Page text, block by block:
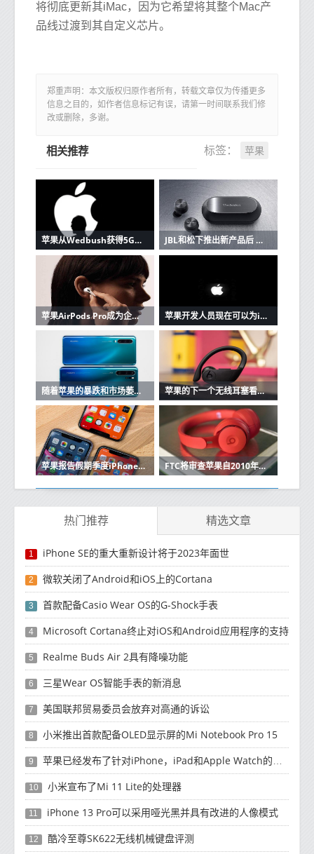
将彻底更新其iMac，因为它希望将其整个Mac产
品线过渡到其自定义芯片。
郑重声明：本文版权归原作者所有，转载文章仅为传播更多
信息之目的，如作者信息标记有误，请第一时间联系我们修
改或删除，多谢。
标签： 苹果
相关推荐
苹果从Wedbush获得5G潜在看涨信号 JBL和松下推出新产品后 苹果AirPods的竞争加剧
苹果AirPods Pro成为企业家最好朋友的3个原因 苹果开发人员现在可以为iOS和Mac应用程序创建单一购买的应用程序版本
随着苹果的暴跌和市场萎缩，华为在中国保持强大 苹果的下一个无线耳塞看起来很像Beats Powerbeats Pro
苹果报告假期季度iPhone销售强劲 FTC将审查苹果自2010年以来的收购
热门推荐 精选文章
1 iPhone SE的重大重新设计将于2023年面世
2 微软关闭了Android和iOS上的Cortana
3 首款配备Casio Wear OS的G-Shock手表
4 Microsoft Cortana终止对iOS和Android应用程序的支持
5 Realme Buds Air 2具有降噪功能
6 三星Wear OS智能手表的新消息
7 美国联邦贸易委员会放弃对高通的诉讼
8 小米推出首款配备OLED显示屏的Mi Notebook Pro 15
9 苹果已经发布了针对iPhone，iPad和Apple Watch的安全补丁更新
10 小米宣布了Mi 11 Lite的处理器
11 iPhone 13 Pro可以采用哑光黑并具有改进的人像模式
12 酷冷至尊SK622无线机械键盘评测